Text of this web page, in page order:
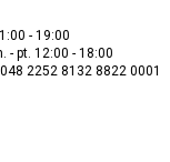
- 19:00
- pt. 12:00 - 18:00
2252 8132 8822 0001